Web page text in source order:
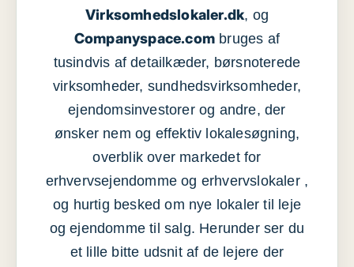
Virksomhedslokaler.dk, og
Companyspace.com bruges af
tusindvis af detailkæder, børsnoterede
virksomheder, sundhedsvirksomheder,
ejendomsinvestorer og andre, der
ønsker nem og effektiv lokalesøgning,
overblik over markedet for
erhvervsejendomme og erhvervslokaler ,
og hurtig besked om nye lokaler til leje
og ejendomme til salg. Herunder ser du
et lille bitte udsnit af de lejere der